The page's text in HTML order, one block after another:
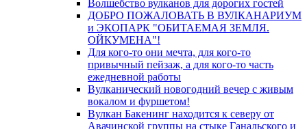
Волшебство вулканов для дорогих гостей
ДОБРО ПОЖАЛОВАТЬ В ВУЛКАНАРИУМ
и ЭКОПАРК "ОБИТАЕМАЯ ЗЕМЛЯ.
ОЙКУМЕНА"!
Для кого-то они мечта, для кого-то
привычный пейзаж, а для кого-то часть
ежедневной работы
Вулканический новогодний вечер с живым
вокалом и фуршетом!
Вулкан Бакенинг находится к северу от
Авачинской группы на стыке Ганальского и